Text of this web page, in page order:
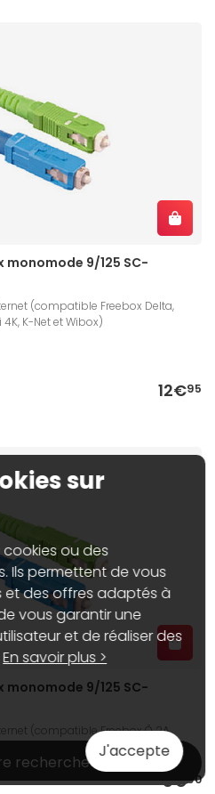
9/125 SC-
(compatible Freebox Delta,
K-Net et Wibox)
12€95
9/125 SC-
(compatible Freebox Ô 2A,
K-Net et Wibox)
8€90
recherche
sur
cookies ou des
Ils permettent de vous
et des offres adaptés à
vous garantir une
et de réaliser des
En savoir plus >
J'accepte